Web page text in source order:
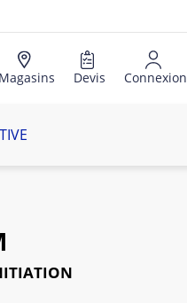
Magasins Devis Connexion